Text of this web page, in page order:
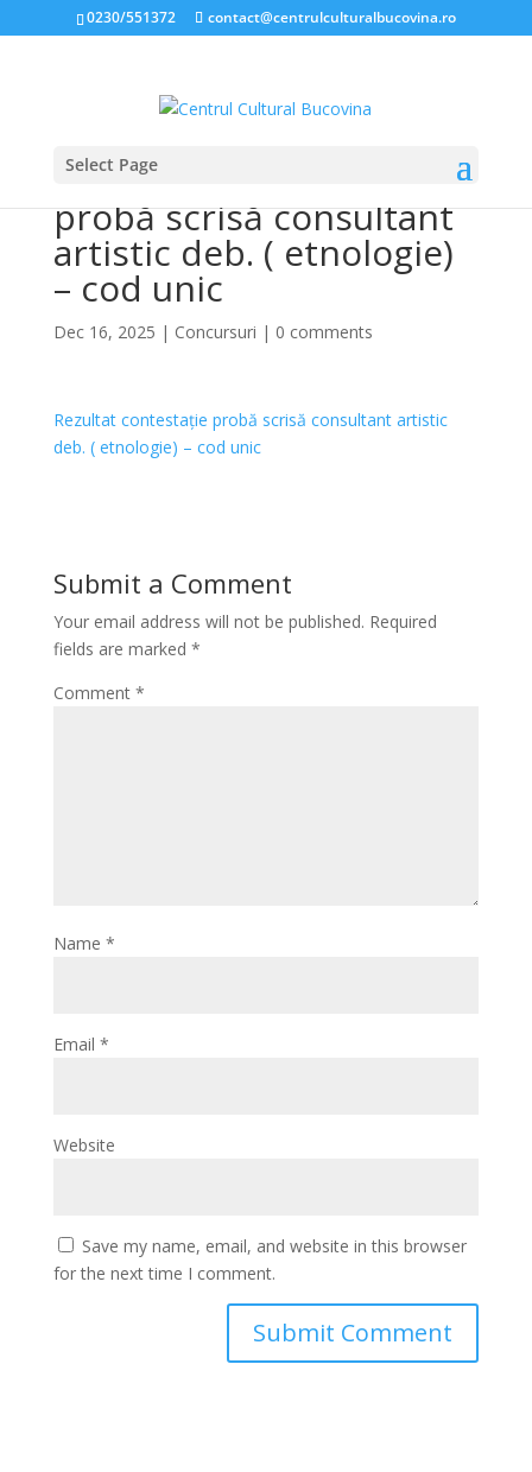
0230/551372 contact@centrulculturalbucovina.ro
Select Page
Rezultat contestație
probă scrisă consultant
artistic deb. ( etnologie)
– cod unic
Dec 16, 2025 | Concursuri | 0 comments
Rezultat contestație probă scrisă consultant artistic
deb. ( etnologie) – cod unic
Submit a Comment
Your email address will not be published. Required
fields are marked *
Comment *
Name *
Email *
Website
Save my name, email, and website in this browser
for the next time I comment.